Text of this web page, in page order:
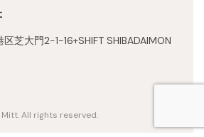
芝大門2-1-16+SHIFT SHIBADAIMON
All rights reserved.